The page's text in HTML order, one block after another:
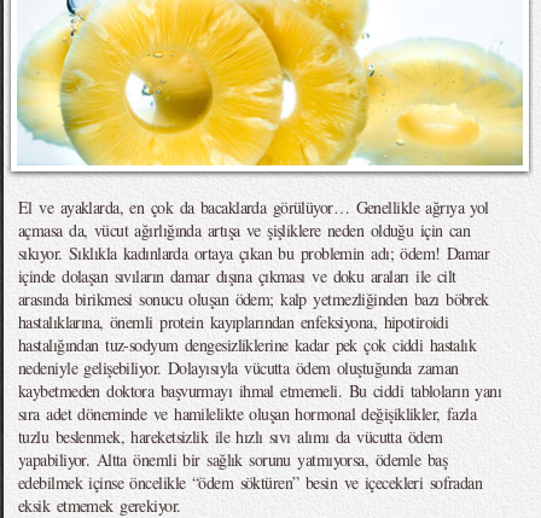
El ve ayaklarda, en çok da bacaklarda görülüyor… Genellikle ağrıya yol
açmasa da, vücut ağırlığında artışa ve şişliklere neden olduğu için can
sıkıyor. Sıklıkla kadınlarda ortaya çıkan bu problemin adı; ödem! Damar
içinde dolaşan sıvıların damar dışına çıkması ve doku araları ile cilt
arasında birikmesi sonucu oluşan ödem; kalp yetmezliğinden bazı böbrek
hastalıklarına, önemli protein kayıplarından enfeksiyona, hipotiroidi
hastalığından tuz-sodyum dengesizliklerine kadar pek çok ciddi hastalık
nedeniyle gelişebiliyor. Dolayısıyla vücutta ödem oluştuğunda zaman
kaybetmeden doktora başvurmayı ihmal etmemeli. Bu ciddi tabloların yanı
sıra adet döneminde ve hamilelikte oluşan hormonal değişiklikler, fazla
tuzlu beslenmek, hareketsizlik ile hızlı sıvı alımı da vücutta ödem
yapabiliyor. Altta önemli bir sağlık sorunu yatmıyorsa, ödemle baş
edebilmek içinse öncelikle “ödem söktüren” besin ve içecekleri sofradan
eksik etmemek gerekiyor.